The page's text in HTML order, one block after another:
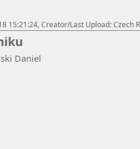
15:21:24, Creator/Last Upload: Czech
Daniel